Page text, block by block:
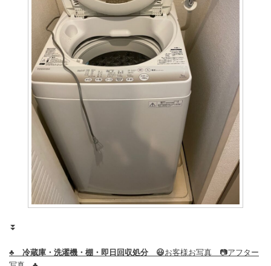
⏬
♣️ 冷蔵庫・洗濯機・棚・即日回収処分 😃お客様お写真 📷アフター